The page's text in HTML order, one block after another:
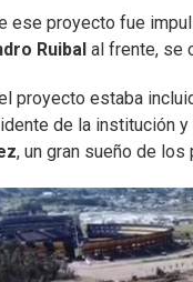
ese proyecto fue
Ruibal al frente, se
proyecto estaba
de la institución
, un gran sueño de